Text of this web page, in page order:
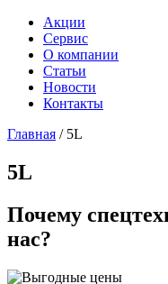
Акции
Сервис
О компании
Статьи
Новости
Контакты
Главная / 5L
5L
Почему
нас?